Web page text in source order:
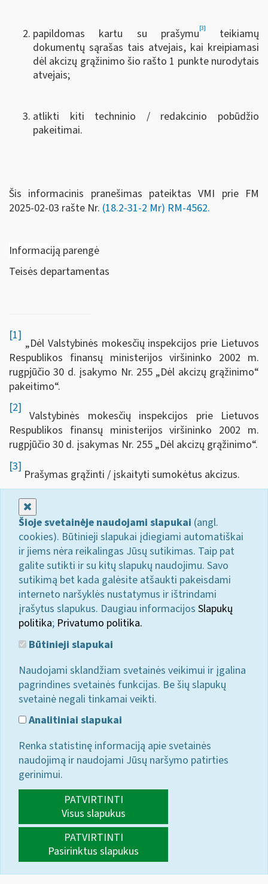
papildomas kartu su prašymu[3]
teikiamų
dokumentų sąrašas tais atvejais, kai kreipiamasi
dėl akcizų grąžinimo šio rašto 1 punkte nurodytais
atvejais;
atlikti kiti techninio / redakcinio pobūdžio
pakeitimai.
Šis informacinis pranešimas pateiktas VMI prie FM
2025-02-03 rašte Nr. (18.2-31-2 Mr) RM-4562.
Informaciją parengė
Teisės departamentas
[1]
„Dėl Valstybinės mokesčių inspekcijos prie Lietuvos
Respublikos finansų ministerijos viršininko 2002 m.
rugpjūčio 30 d. įsakymo Nr. 255 „Dėl akcizų grąžinimo“
pakeitimo“.
[2]
Valstybinės mokesčių inspekcijos prie Lietuvos
Respublikos finansų ministerijos viršininko 2002 m.
rugpjūčio 30 d. įsakymas Nr. 255 „Dėl akcizų grąžinimo“.
[3]
Prašymas grąžinti / įskaityti sumokėtus akcizus.
Šioje svetainėje naudojami slapukai (angl.
cookies). Būtinieji slapukai įdiegiami automatiškai
ir jiems nėra reikalingas Jūsų sutikimas. Taip pat
galite sutikti ir su kitų slapukų naudojimu. Savo
sutikimą bet kada galėsite atšaukti pakeisdami
interneto naršyklės nustatymus ir ištrindami
įrašytus slapukus. Daugiau informacijos Slapukų
politika; Privatumo politika.
Būtinieji slapukai
Naudojami sklandžiam svetainės veikimui ir įgalina
pagrindines svetainės funkcijas. Be šių slapukų
svetainė negali tinkamai veikti.
Analitiniai slapukai
Renka statistinę informaciją apie svetainės
naudojimą ir naudojami Jūsų naršymo patirties
gerinimui.
PATVIRTINTI
Visus slapukus
PATVIRTINTI
Pasirinktus slapukus